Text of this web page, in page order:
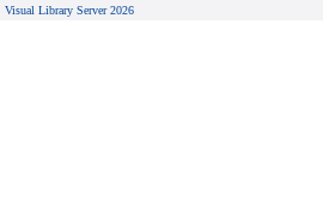
Visual Library Server 2026